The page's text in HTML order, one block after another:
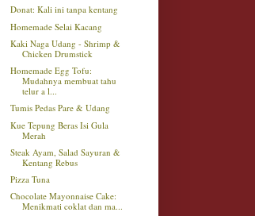
Donat: Kali ini tanpa kentang
Homemade Selai Kacang
Kaki Naga Udang - Shrimp &
Chicken Drumstick
Homemade Egg Tofu:
Mudahnya membuat tahu
telur a l...
Tumis Pedas Pare & Udang
Kue Tepung Beras Isi Gula
Merah
Steak Ayam, Salad Sayuran &
Kentang Rebus
Pizza Tuna
Chocolate Mayonnaise Cake:
Menikmati coklat dan ma...